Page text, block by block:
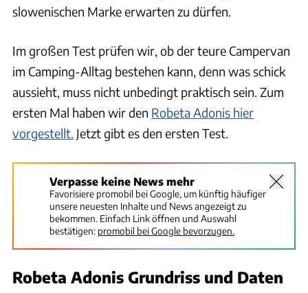
slowenischen Marke erwarten zu dürfen.
Im großen Test prüfen wir, ob der teure Campervan
im Camping-Alltag bestehen kann, denn was schick
aussieht, muss nicht unbedingt praktisch sein. Zum
ersten Mal haben wir den Robeta Adonis hier
vorgestellt. Jetzt gibt es den ersten Test.
Verpasse keine News mehr
Favorisiere promobil bei Google, um künftig häufiger
unsere neuesten Inhalte und News angezeigt zu
bekommen. Einfach Link öffnen und Auswahl
bestätigen: promobil bei Google bevorzugen.
Robeta Adonis Grundriss und Daten